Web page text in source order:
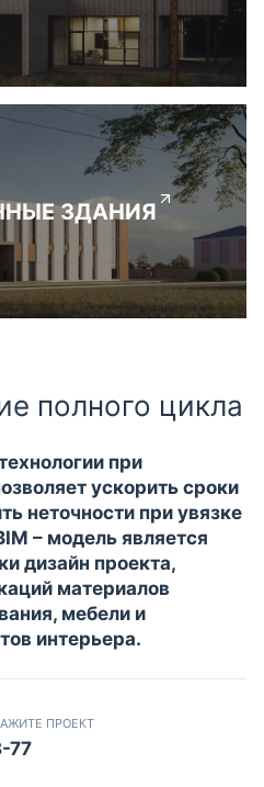
ЗДАНИЯ
полного цикла
при
ускорить сроки
неточности при увязке
– модель является
дизайн проекта,
материалов
мебели и
интерьера.
ПРОЕКТ
77